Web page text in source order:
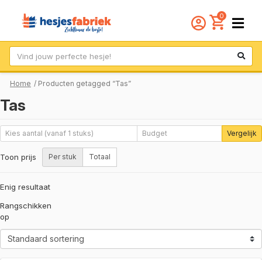
0
Zoek
Home / Producten getagged “Tas”
Tas
Vergelijk
Toon prijs Per stuk Totaal
Enig resultaat
Rangschikken
op